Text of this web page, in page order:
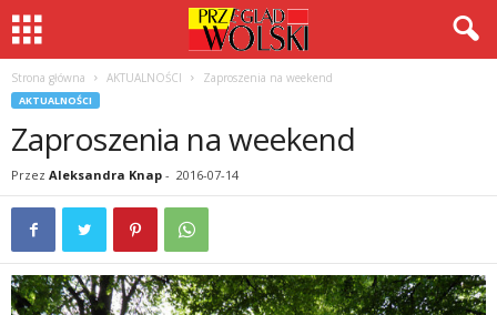
Strona główna AKTUALNOŚCI Zaproszenia na weekend
AKTUALNOŚCI
Zaproszenia na weekend
Przez Aleksandra Knap - 2016-07-14